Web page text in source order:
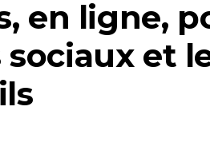
en ligne,
sociaux et